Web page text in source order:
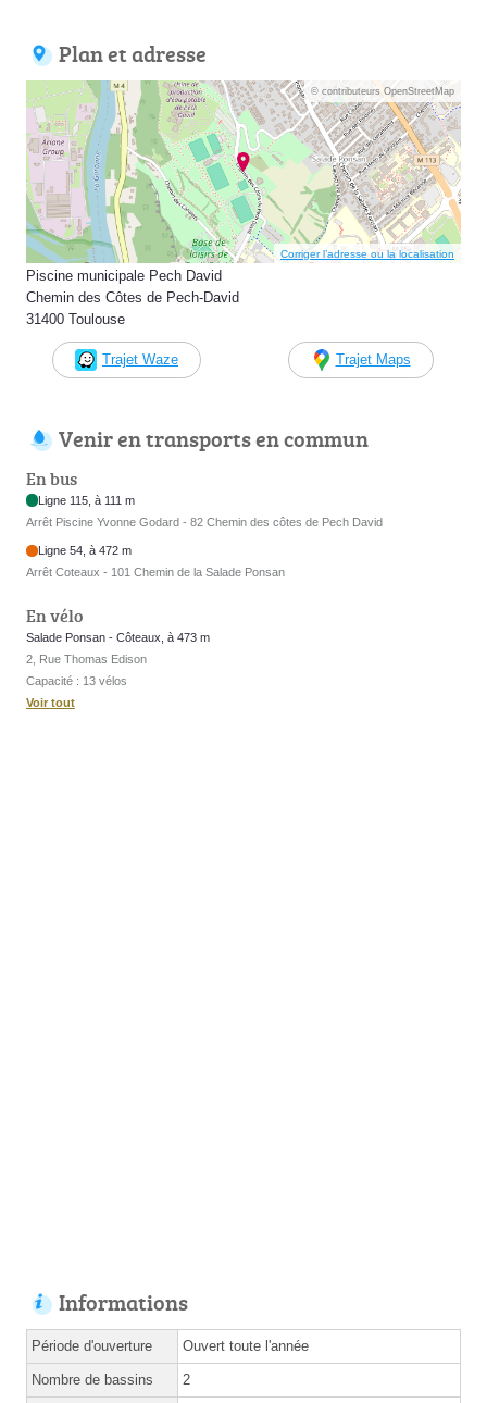
Plan et adresse
© contributeurs OpenStreetMap
Corriger l’adresse ou la localisation
Piscine municipale Pech David
Chemin des Côtes de Pech-David
31400 Toulouse
Trajet Waze Trajet Maps
Venir en transports en commun
En bus
Ligne 115, à 111 m
Arrêt Piscine Yvonne Godard - 82 Chemin des côtes de Pech David
Ligne 54, à 472 m
Arrêt Coteaux - 101 Chemin de la Salade Ponsan
En vélo
Salade Ponsan - Côteaux, à 473 m
2, Rue Thomas Edison
Capacité : 13 vélos
Voir tout
Informations
Période d'ouverture Ouvert toute l'année
Nombre de bassins 2